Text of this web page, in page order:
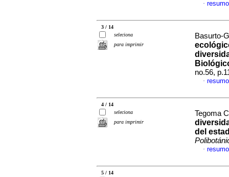
·
3 / 14
seleciona
para imprimir
Basurto-
no.56,
·
4 / 14
seleciona
para imprimir
Tegoma
del
·
5 / 14